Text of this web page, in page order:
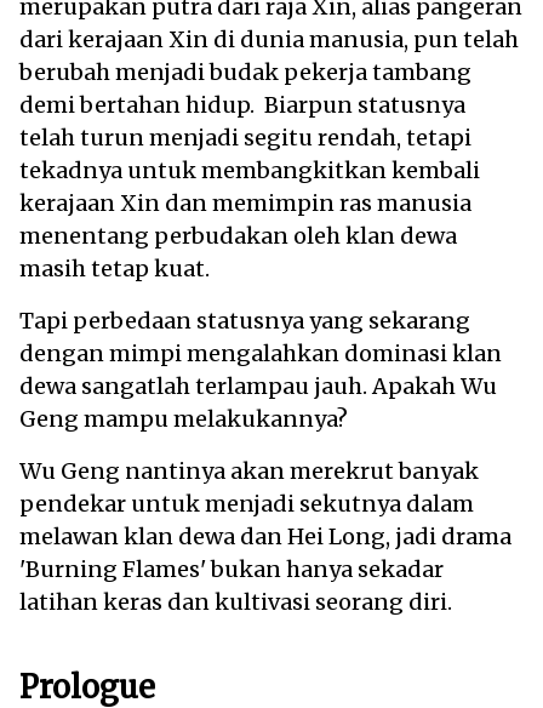
merupakan putra dari raja Xin, alias pangeran
dari kerajaan Xin di dunia manusia, pun telah
berubah menjadi budak pekerja tambang
demi bertahan hidup. Biarpun statusnya
telah turun menjadi segitu rendah, tetapi
tekadnya untuk membangkitkan kembali
kerajaan Xin dan memimpin ras manusia
menentang perbudakan oleh klan dewa
masih tetap kuat.
Tapi perbedaan statusnya yang sekarang
dengan mimpi mengalahkan dominasi klan
dewa sangatlah terlampau jauh. Apakah Wu
Geng mampu melakukannya?
Wu Geng nantinya akan merekrut banyak
pendekar untuk menjadi sekutnya dalam
melawan klan dewa dan Hei Long, jadi drama
'Burning Flames' bukan hanya sekadar
latihan keras dan kultivasi seorang diri.
Prologue